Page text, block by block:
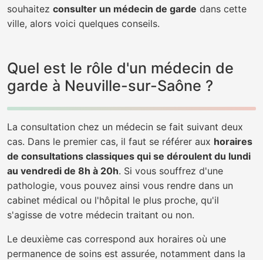
souhaitez consulter un médecin de garde dans cette
ville, alors voici quelques conseils.
Quel est le rôle d'un médecin de
garde à Neuville-sur-Saône ?
La consultation chez un médecin se fait suivant deux
cas. Dans le premier cas, il faut se référer aux horaires
de consultations classiques qui se déroulent du lundi
au vendredi de 8h à 20h. Si vous souffrez d'une
pathologie, vous pouvez ainsi vous rendre dans un
cabinet médical ou l'hôpital le plus proche, qu'il
s'agisse de votre médecin traitant ou non.
Le deuxième cas correspond aux horaires où une
permanence de soins est assurée, notamment dans la